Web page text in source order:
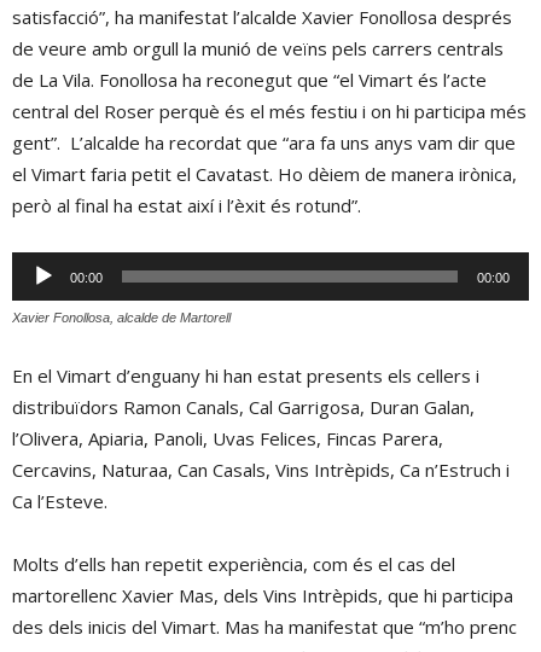
satisfacció”, ha manifestat l’alcalde Xavier Fonollosa després
de veure amb orgull la munió de veïns pels carrers centrals
de La Vila. Fonollosa ha reconegut que “el Vimart és l’acte
central del Roser perquè és el més festiu i on hi participa més
gent”. L’alcalde ha recordat que “ara fa uns anys vam dir que
el Vimart faria petit el Cavatast. Ho dèiem de manera irònica,
però al final ha estat així i l’èxit és rotund”.
Reproductor
d'àudio
00:00 00:00
Xavier Fonollosa, alcalde de Martorell
En el Vimart d’enguany hi han estat presents els cellers i
distribuïdors Ramon Canals, Cal Garrigosa, Duran Galan,
l’Olivera, Apiaria, Panoli, Uvas Felices, Fincas Parera,
Cercavins, Naturaa, Can Casals, Vins Intrèpids, Ca n’Estruch i
Ca l’Esteve.
Molts d’ells han repetit experiència, com és el cas del
martorellenc Xavier Mas, dels Vins Intrèpids, que hi participa
des dels inicis del Vimart. Mas ha manifestat que “m’ho prenc